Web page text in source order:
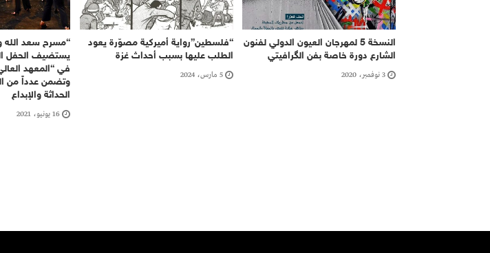
النسخة 5 لمهرجان العيون الدولي لفنون
الشارع دورة خاصة بفن الگرافيتي
3 نوفمبر، 2020
“فلسطين”رواية أميركية مصوّرة يعود
الطلب عليها بسبب أحداث غزة
5 مارس، 2024
“مسرح سعد
يستضيف الحفل
في “المعهد
وتضمن عدداً من
الحداثة والإبداع
16 يونيو، 2021